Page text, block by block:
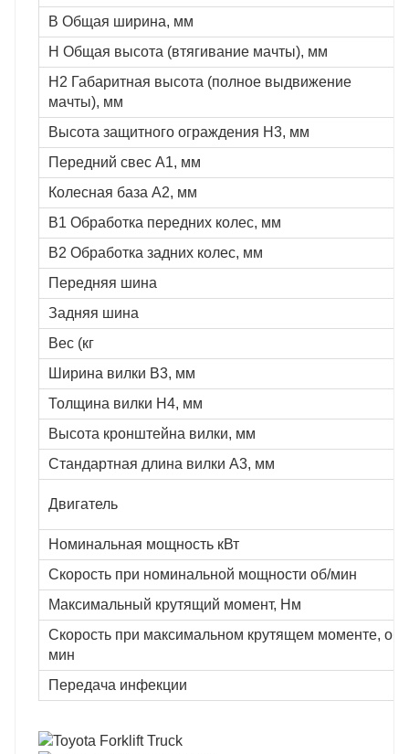
B Общая ширина, мм
H Общая высота (втягивание мачты), мм
H2 Габаритная высота (полное выдвижение
мачты), мм
Высота защитного ограждения H3, мм
Передний свес A1, мм
Колесная база A2, мм
B1 Обработка передних колес, мм
B2 Обработка задних колес, мм
Передняя шина
Задняя шина
Вес (кг
Ширина вилки B3, мм
Толщина вилки H4, мм
Высота кронштейна вилки, мм
Стандартная длина вилки A3, мм
Двигатель
Номинальная мощность кВт
Скорость при номинальной мощности об/мин
Максимальный крутящий момент, Нм
Скорость при максимальном крутящем моменте, об/
мин
Передача инфекции